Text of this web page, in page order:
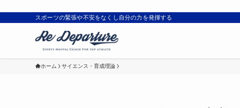
スポーツの緊張や不安をなくし自分の力を発揮する
ホーム サイエンス・育成理論